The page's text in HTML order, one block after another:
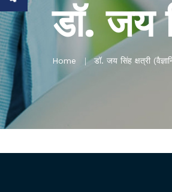
डॉ. जय
Home डॉ. जय सिंह क्षत्री